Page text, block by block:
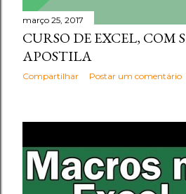
março 25, 2017
CURSO DE EXCEL, COM
APOSTILA
Compartilhar Postar um comentário